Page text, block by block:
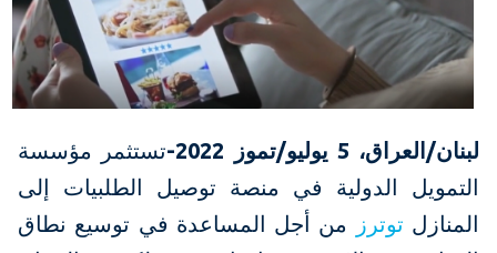
لبنان/العراق، 5 يوليو/تموز 2022-
تستثمر مؤسسة
التمويل الدولية في منصة توصيل الطلبيات إلى
المنازل توترز
من أجل المساعدة في توسيع نطاق